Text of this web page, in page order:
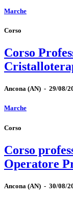
Marche
Corso
Corso
Ancona (AN) - 29/08/
Marche
Corso
Corso
Operatore
Ancona (AN) - 30/08/